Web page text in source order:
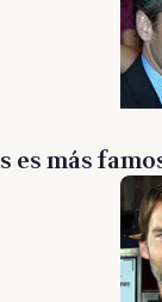
es más